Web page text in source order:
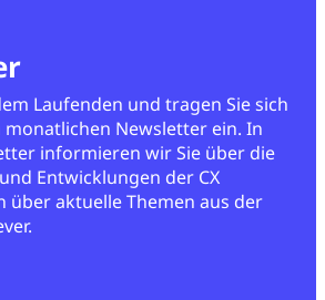
Laufenden und tragen Sie sich
Newsletter ein. In
informieren wir Sie über die
Entwicklungen der CX
über aktuelle Themen aus der